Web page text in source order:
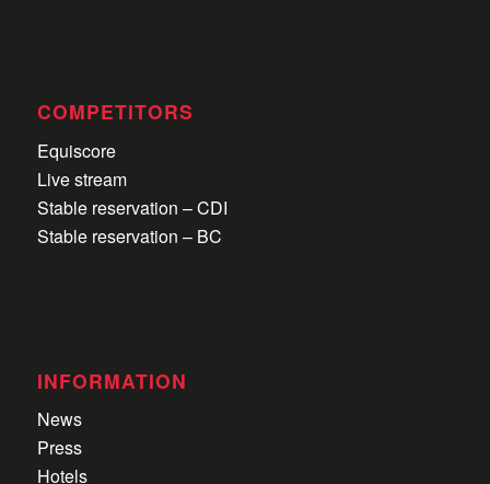
COMPETITORS
Equiscore
Live stream
Stable reservation – CDI
Stable reservation – BC
INFORMATION
News
Press
Hotels